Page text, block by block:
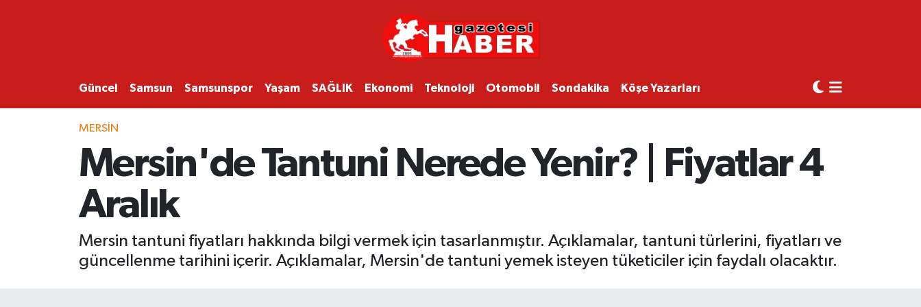
Güncel Samsun Samsunspor Yaşam SAĞLIK Ekonomi Teknoloji Otomobil Sondakika Köşe Yazarları
MERSIN
Mersin'de Tantuni Nerede Yenir? | Fiyatlar 4
Aralık
Mersin tantuni fiyatları hakkında bilgi vermek için tasarlanmıştır. Açıklamalar, tantuni türlerini, fiyatları ve
güncellenme tarihini içerir. Açıklamalar, Mersin'de tantuni yemek isteyen tüketiciler için faydalı olacaktır.
SAMSUN
SAMSUNSPOR
EKONOMİ